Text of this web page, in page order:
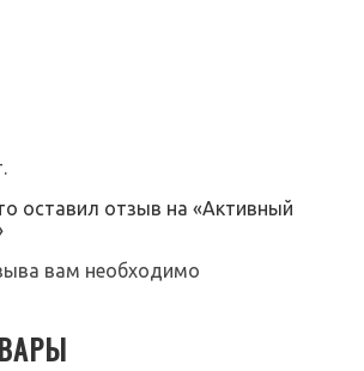
оставил отзыв на «Активный
вам необходимо